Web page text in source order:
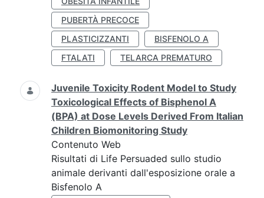
PUBERTÀ PRECOCE
PLASTICIZZANTI
BISFENOLO A
FTALATI
TELARCA PREMATURO
Juvenile Toxicity Rodent Model to Study
Toxicological Effects of Bisphenol A
(BPA) at Dose Levels Derived From Italian
Children Biomonitoring Study
Contenuto Web
Risultati di Life Persuaded sullo studio
animale derivanti dall'esposizione orale a
Bisfenolo A